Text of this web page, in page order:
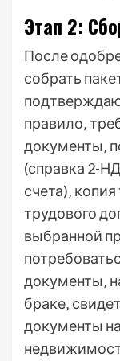
Этап 2:
После
собрать
правило‚
документы‚
(справка 2-
счета)‚
трудового
выбранной
документы‚
браке‚
документы